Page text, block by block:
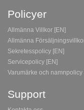
Policyer
Allmänna Villkor [EN]
Allmänna
Sekretesspolicy [EN]
Servicepolicy [EN]
Varumärke och namnpolicy
Support